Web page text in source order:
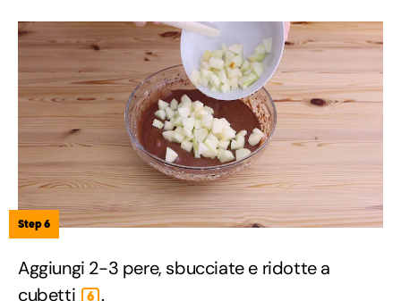
Step 6
Aggiungi 2-3 pere, sbucciate e ridotte a
cubetti
6 .